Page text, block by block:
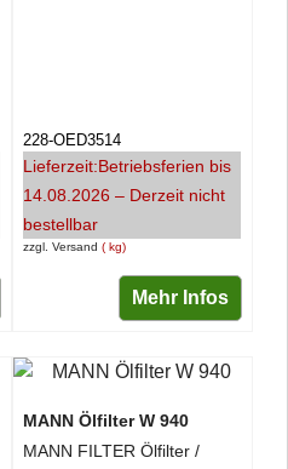
zzgl. Versand kg
228-OED3514
Lieferzeit:Betriebsferien bis
14.08.2026 – Derzeit nicht
bestellbar
Mehr Infos
MANN Ölfilter W 940
MANN FILTER Ölfilter /